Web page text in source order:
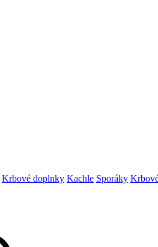
Krbové doplnky Kachle Sporáky